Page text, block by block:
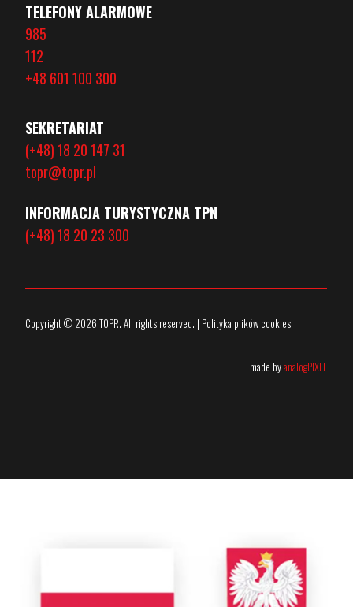
TELEFONY ALARMOWE
985
112
+48 601 100 300
SEKRETARIAT
(+48) 18 20 147 31
topr@topr.pl
INFORMACJA TURYSTYCZNA TPN
(+48) 18 20 23 300
Copyright © 2026 TOPR. All rights reserved. | Polityka plików cookies
made byanalogPIXEL